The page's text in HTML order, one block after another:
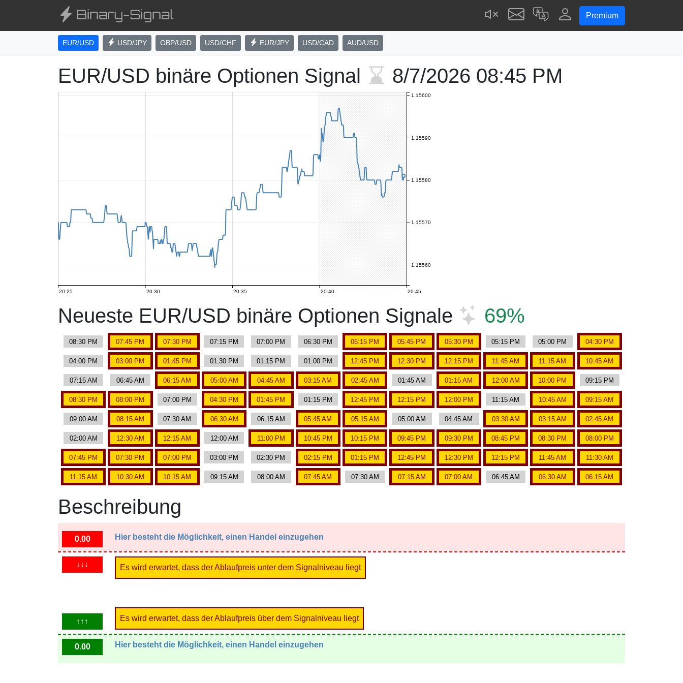
Premium
EUR/USD USD/JPY GBP/USD USD/CHF EUR/JPY USD/CAD AUD/USD
EUR/USD binäre Optionen Signal 8/7/2026 08:45 PM
20:25 20:30 20:35 20:40 20:45
1.15560
1.15570
1.15580
1.15590
1.15600
Neueste EUR/USD binäre Optionen Signale 69%
08:30 PM 07:45 PM 07:30 PM 07:15 PM 07:00 PM 06:30 PM 06:15 PM 05:45 PM 05:30 PM 05:15 PM 05:00 PM 04:30 PM
04:00 PM 03:00 PM 01:45 PM 01:30 PM 01:15 PM 01:00 PM 12:45 PM 12:30 PM 12:15 PM 11:45 AM 11:15 AM 10:45 AM
07:15 AM 06:45 AM 06:15 AM 05:00 AM 04:45 AM 03:15 AM 02:45 AM 01:45 AM 01:15 AM 12:00 AM 10:00 PM 09:15 PM
08:30 PM 08:00 PM 07:00 PM 04:30 PM 01:45 PM 01:15 PM 12:45 PM 12:15 PM 12:00 PM 11:15 AM 10:45 AM 09:15 AM
09:00 AM 08:15 AM 07:30 AM 06:30 AM 06:15 AM 05:45 AM 05:15 AM 05:00 AM 04:45 AM 03:30 AM 03:15 AM 02:45 AM
02:00 AM 12:30 AM 12:15 AM 12:00 AM 11:00 PM 10:45 PM 10:15 PM 09:45 PM 09:30 PM 08:45 PM 08:30 PM 08:00 PM
07:45 PM 07:30 PM 07:00 PM 03:00 PM 02:30 PM 02:15 PM 01:15 PM 12:45 PM 12:30 PM 12:15 PM 11:45 AM 11:30 AM
11:15 AM 10:30 AM 10:15 AM 09:15 AM 08:00 AM 07:45 AM 07:30 AM 07:15 AM 07:00 AM 06:45 AM 06:30 AM 06:15 AM
Beschreibung
0.00 Hier besteht die Möglichkeit, einen Handel einzugehen
↓↓↓ Es wird erwartet, dass der Ablaufpreis unter dem Signalniveau liegt
↑↑↑ Es wird erwartet, dass der Ablaufpreis über dem Signalniveau liegt
0.00 Hier besteht die Möglichkeit, einen Handel einzugehen